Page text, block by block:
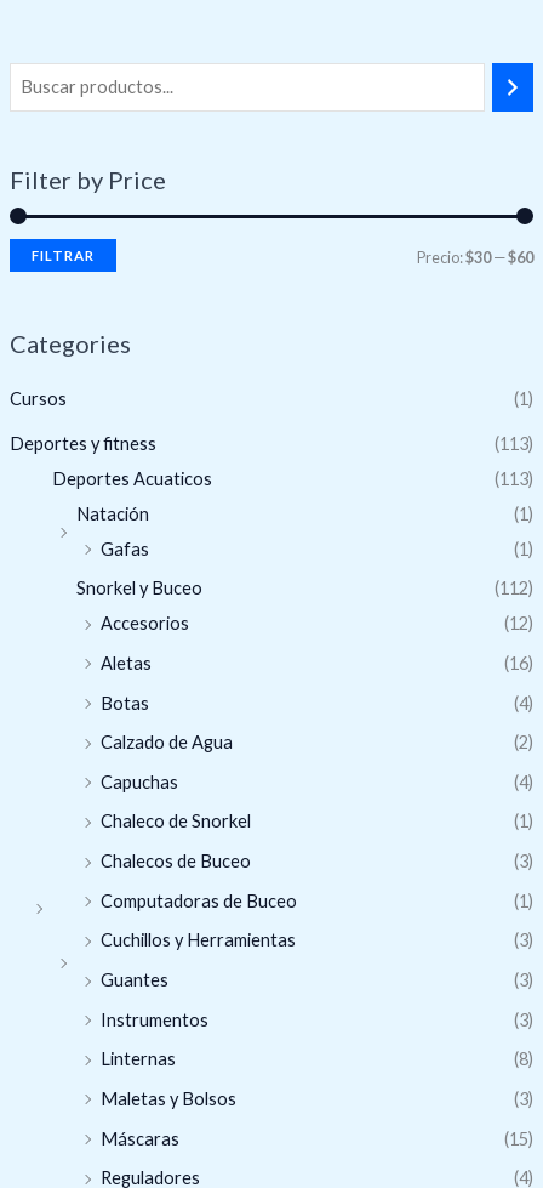
Filter by Price
FILTRAR Precio:$30—$60
Categories
Cursos (1)
Deportes y fitness
(113)
Deportes Acuaticos
(113)
Natación
(1)
Gafas
(1)
Snorkel y Buceo
(112)
Accesorios
(12)
Aletas
(16)
Botas
(4)
Calzado de Agua
(2)
Capuchas
(4)
Chaleco de Snorkel
(1)
Chalecos de Buceo
(3)
Computadoras de Buceo
(1)
Cuchillos y Herramientas
(3)
Guantes
(3)
Instrumentos
(3)
Linternas
(8)
Maletas y Bolsos
(3)
Máscaras
(15)
Reguladores
(4)